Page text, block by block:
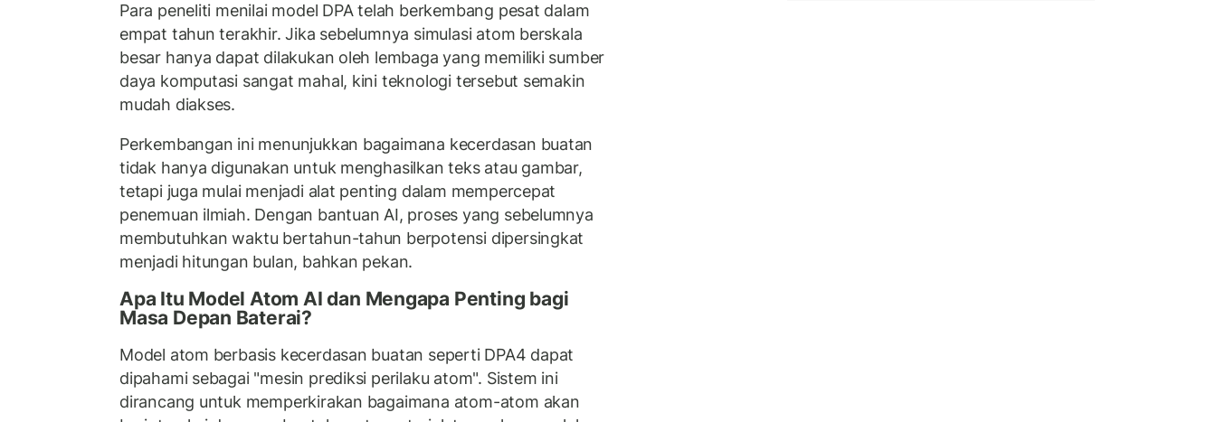
Para peneliti menilai model DPA telah berkembang pesat dalam
empat tahun terakhir. Jika sebelumnya simulasi atom berskala
besar hanya dapat dilakukan oleh lembaga yang memiliki sumber
daya komputasi sangat mahal, kini teknologi tersebut semakin
mudah diakses.
Perkembangan ini menunjukkan bagaimana kecerdasan buatan
tidak hanya digunakan untuk menghasilkan teks atau gambar,
tetapi juga mulai menjadi alat penting dalam mempercepat
penemuan ilmiah. Dengan bantuan AI, proses yang sebelumnya
membutuhkan waktu bertahun-tahun berpotensi dipersingkat
menjadi hitungan bulan, bahkan pekan.
Apa Itu Model Atom AI dan Mengapa Penting bagi
Masa Depan Baterai?
Model atom berbasis kecerdasan buatan seperti DPA4 dapat
dipahami sebagai "mesin prediksi perilaku atom". Sistem ini
dirancang untuk memperkirakan bagaimana atom-atom akan